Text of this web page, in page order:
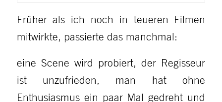
Früher als ich noch in teueren Filmen
mitwirkte, passierte das manchmal:
eine Scene wird probiert, der Regisseur
ist unzufrieden, man hat ohne
Enthusiasmus ein paar Mal gedreht und